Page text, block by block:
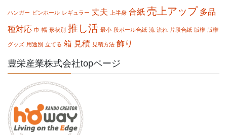
ハンガー ピンホール レギュラー 丈夫 上半身 合紙 売上アップ 多品
種対応 巾 幅 形状別 推し活 最小 段ボール合紙 流 流れ 片段合紙 版権 版権
グッズ 用途別 立てる 箱 見積 見積方法 飾り
豊栄産業株式会社topページ